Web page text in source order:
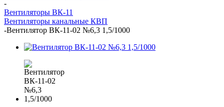
-
Вентиляторы ВК-11
Вентиляторы канальные КВП
-Вентилятор ВК-11-02 №6,3 1,5/1000